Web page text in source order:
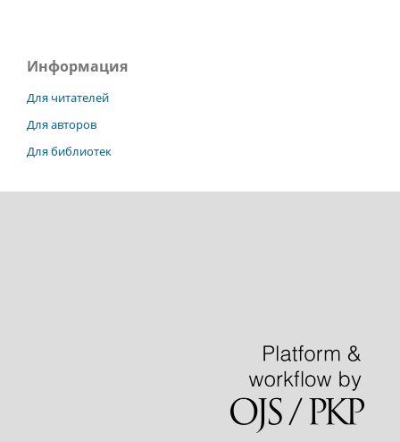
Информация
Для читателей
Для авторов
Для библиотек